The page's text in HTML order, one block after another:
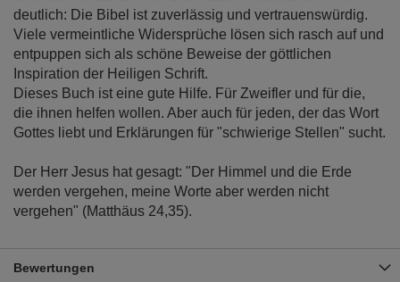
deutlich: Die Bibel ist zuverlässig und vertrauenswürdig.
Viele vermeintliche Widersprüche lösen sich rasch auf und
entpuppen sich als schöne Beweise der göttlichen
Inspiration der Heiligen Schrift.
Dieses Buch ist eine gute Hilfe. Für Zweifler und für die,
die ihnen helfen wollen. Aber auch für jeden, der das Wort
Gottes liebt und Erklärungen für "schwierige Stellen" sucht.
Der Herr Jesus hat gesagt: "Der Himmel und die Erde
werden vergehen, meine Worte aber werden nicht
vergehen" (Matthäus 24,35).
Bewertungen